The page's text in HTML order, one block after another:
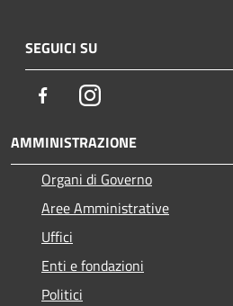
SEGUICI SU
FacebookInstagram
AMMINISTRAZIONE
Organi di Governo
Aree Amministrative
Uffici
Enti e fondazioni
Politici